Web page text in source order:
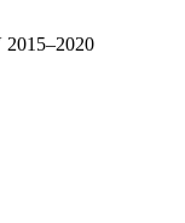
2015–2020